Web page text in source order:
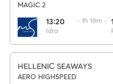
MAGIC 2
13:20
İdra
·· 1h 10m ··
HELLENIC SEAWAYS
AERO HIGHSPEED